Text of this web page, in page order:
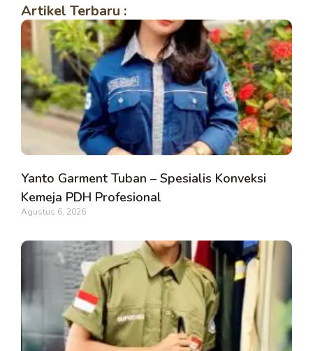
Artikel Terbaru :
Yanto Garment Tuban – Spesialis Konveksi
Kemeja PDH Profesional
Agustus 6, 2026